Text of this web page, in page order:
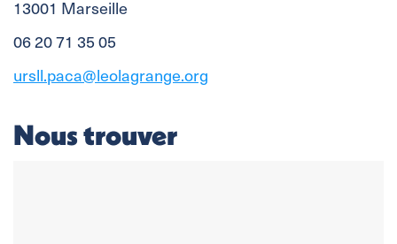
13001 Marseille
06 20 71 35 05
ursll.paca@leolagrange.org
Nous trouver